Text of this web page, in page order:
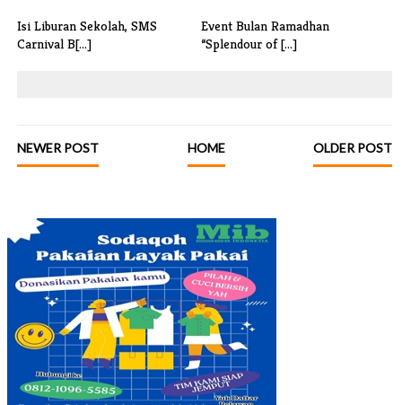
Isi Liburan Sekolah, SMS
Carnival B[...]
Event Bulan Ramadhan
“Splendour of [...]
NEWER POST OLDER POST
HOME